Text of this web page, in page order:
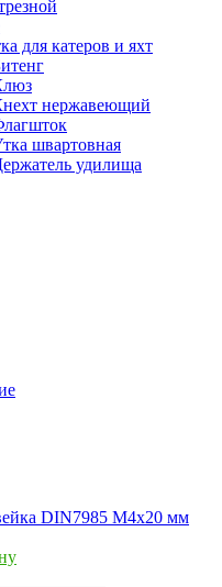
для катеров и яхт
нержавеющий
швартовная
удилища
DIN7985 М4х20 мм